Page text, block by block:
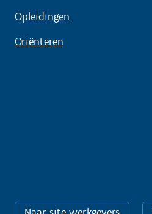
Opleidingen
Oriënteren